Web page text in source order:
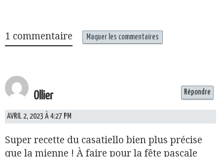
1 commentaire Maquer les commentaires
Ollier
AVRIL 2, 2023 À 4:27 PM
Super recette du casatiello bien plus précise
que la mienne ! À faire pour la fête pascale
Répondre